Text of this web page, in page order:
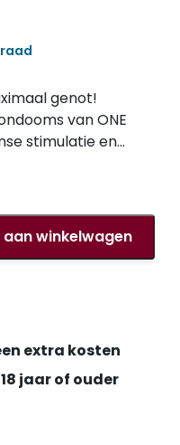
genot!
van ONE
stimulatie en
vorm met
sensatie van
Bevochtigd met
winkelwagen
extra kosten
18 jaar of ouder